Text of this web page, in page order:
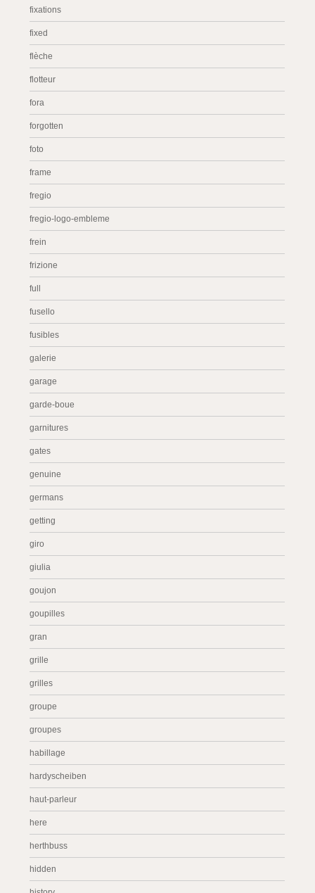
fixations
fixed
flèche
flotteur
fora
forgotten
foto
frame
fregio
fregio-logo-embleme
frein
frizione
full
fusello
fusibles
galerie
garage
garde-boue
garnitures
gates
genuine
germans
getting
giro
giulia
goujon
goupilles
gran
grille
grilles
groupe
groupes
habillage
hardyscheiben
haut-parleur
here
herthbuss
hidden